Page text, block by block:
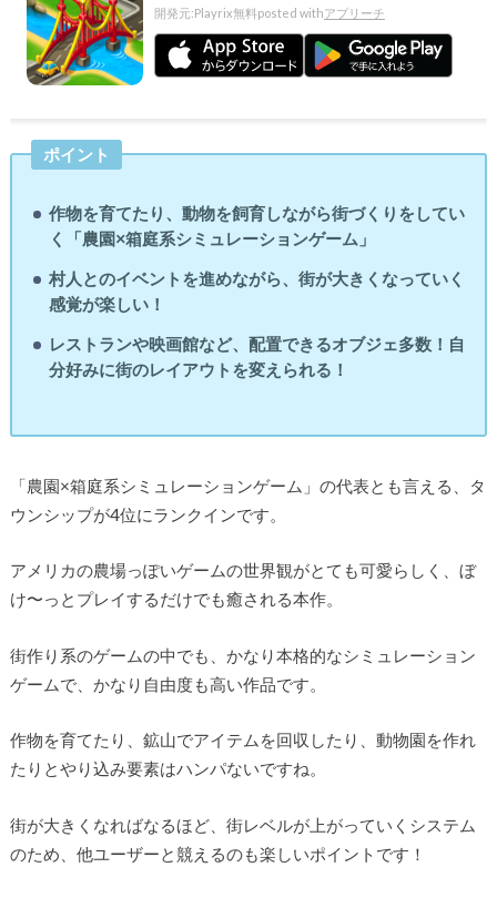
開発元:Playrix無料posted withアプリーチ
ポイント
作物を育てたり、動物を飼育しながら街づくりをしてい
く「農園×箱庭系シミュレーションゲーム」
村人とのイベントを進めながら、街が大きくなっていく
感覚が楽しい！
レストランや映画館など、配置できるオブジェ多数！自
分好みに街のレイアウトを変えられる！
「農園×箱庭系シミュレーションゲーム」の代表とも言える、タ
ウンシップが4位にランクインです。
アメリカの農場っぽいゲームの世界観がとても可愛らしく、ぼ
け〜っとプレイするだけでも癒される本作。
街作り系のゲームの中でも、かなり本格的なシミュレーション
ゲームで、かなり自由度も高い作品です。
作物を育てたり、鉱山でアイテムを回収したり、動物園を作れ
たりとやり込み要素はハンパないですね。
街が大きくなればなるほど、街レベルが上がっていくシステム
のため、他ユーザーと競えるのも楽しいポイントです！